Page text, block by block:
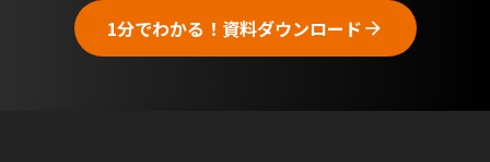
1分でわかる！資料ダウンロード arrow_forward